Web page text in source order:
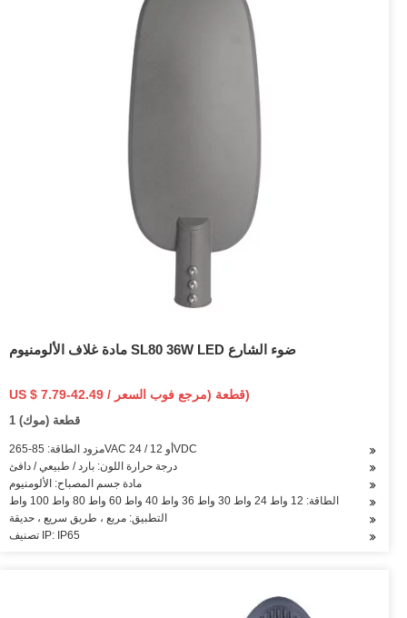
مادة غلاف الألومنيوم SL80 36W LED ضوء الشارع
US $ 7.79-42.49 / قطعة (مرجع فوب السعر)
1 قطعة (موك)
مزود الطاقة: 85-265VAC أو 12 / 24VDC
درجة حرارة اللون: بارد / طبيعي / دافئ
مادة جسم المصباح: الألومنيوم
الطاقة: 12 واط 24 واط 30 واط 36 واط 40 واط 60 واط 80 واط 100 واط
التطبيق: مربع ، طريق سريع ، حديقة
تصنيف IP: IP65